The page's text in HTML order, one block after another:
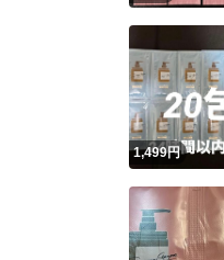
1,499円